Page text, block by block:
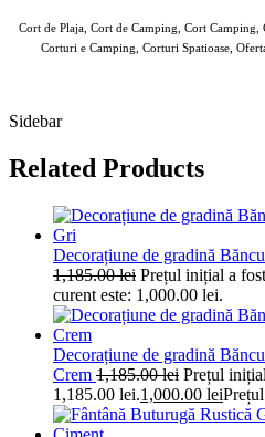
Cort de Plaja, Cort de Camping, Cort
Corturi e Camping, Corturi Spatioase,
Sidebar
Related Products
Decorațiune de gradină
1,185.00lei Prețul inițial a
curent este: 1,000.00 lei.
Decorațiune de gradină
Crem 1,185.00lei Prețul
1,185.00 lei.1,000.00 lei